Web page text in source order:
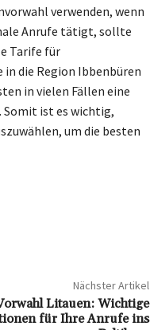
verwenden, wenn
Anrufe tätigt, sollte
Tarife für
in die Region Ibbenbüren
in vielen Fällen eine
ist es wichtig,
um die besten
Nächster Artikel
Litauen: Wichtige
für Ihre Anrufe ins